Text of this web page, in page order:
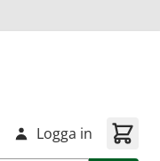
Logga in